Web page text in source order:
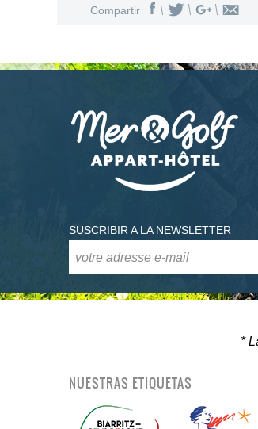
Compartir
SUSCRIBIR A LA NEWSLETTER
*
NUESTRAS ETIQUETAS